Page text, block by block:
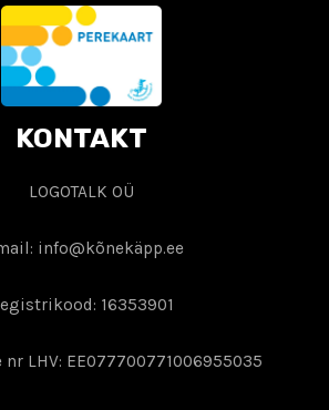
KONTAKT
LOGOTALK OÜ
info@kõnekäpp.ee
16353901
LHV: EE077700771006955035